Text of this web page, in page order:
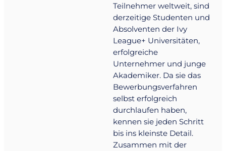
Teilnehmer weltweit, sind
derzeitige Studenten und
Absolventen der Ivy
League+ Universitäten,
erfolgreiche
Unternehmer und junge
Akademiker. Da sie das
Bewerbungsverfahren
selbst erfolgreich
durchlaufen haben,
kennen sie jeden Schritt
bis ins kleinste Detail.
Zusammen mit der